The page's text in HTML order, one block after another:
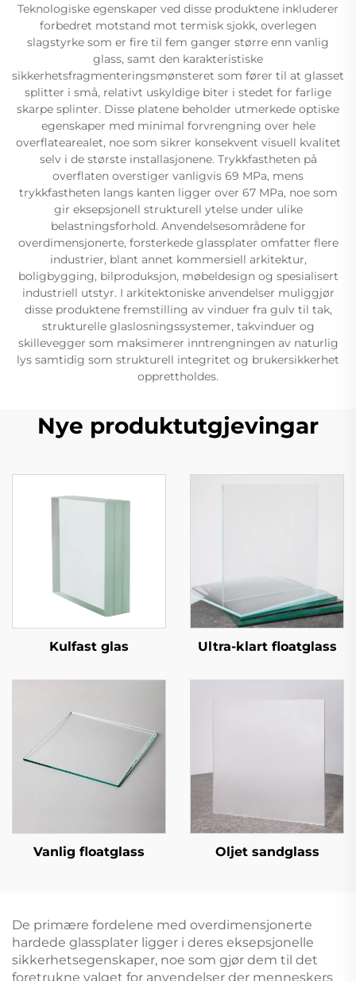
Teknologiske egenskaper ved disse produktene inkluderer
forbedret motstand mot termisk sjokk, overlegen
slagstyrke som er fire til fem ganger større enn vanlig
glass, samt den karakteristiske
sikkerhetsfragmenteringsmønsteret som fører til at glasset
splitter i små, relativt uskyldige biter i stedet for farlige
skarpe splinter. Disse platene beholder utmerkede optiske
egenskaper med minimal forvrengning over hele
overflatearealet, noe som sikrer konsekvent visuell kvalitet
selv i de største installasjonene. Trykkfastheten på
overflaten overstiger vanligvis 69 MPa, mens
trykkfastheten langs kanten ligger over 67 MPa, noe som
gir eksepsjonell strukturell ytelse under ulike
belastningsforhold. Anvendelsesområdene for
overdimensjonerte, forsterkede glassplater omfatter flere
industrier, blant annet kommersiell arkitektur,
boligbygging, bilproduksjon, møbeldesign og spesialisert
industriell utstyr. I arkitektoniske anvendelser muliggjør
disse produktene fremstilling av vinduer fra gulv til tak,
strukturelle glaslosningssystemer, takvinduer og
skillevegger som maksimerer inntrengningen av naturlig
lys samtidig som strukturell integritet og brukersikkerhet
opprettholdes.
Nye produktutgjevingar
Kulfast glas Ultra-klart floatglass
Vanlig floatglass Oljet sandglass
De primære fordelene med overdimensjonerte
hardede glassplater ligger i deres eksepsjonelle
sikkerhetsegenskaper, noe som gjør dem til det
foretrukne valget for anvendelser der menneskers